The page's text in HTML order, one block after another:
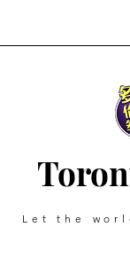
Let the